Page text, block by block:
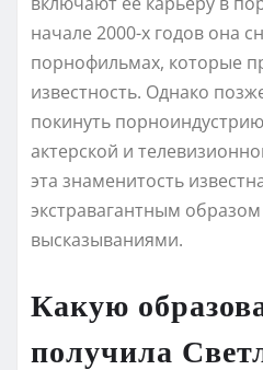
начале 2000-х годов она
порнофильмах, которые
известность. Однако
покинуть
актерской и
эта знаменитость
экстравагантным
высказываниями.
Какую
получила